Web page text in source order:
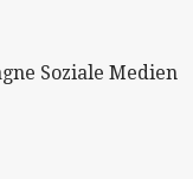
Soziale Medien